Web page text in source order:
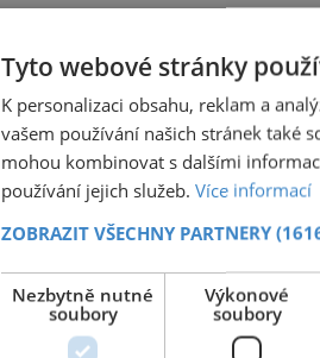
Tyto webové stránky
K personalizaci obsahu, reklam a
vašem používání našich stránek také
mohou kombinovat s dalšími
používání jejich služeb. Více informací
ZOBRAZIT VŠECHNY PARTNERY
Nezbytně nutné
soubory
Výkonové
soubory